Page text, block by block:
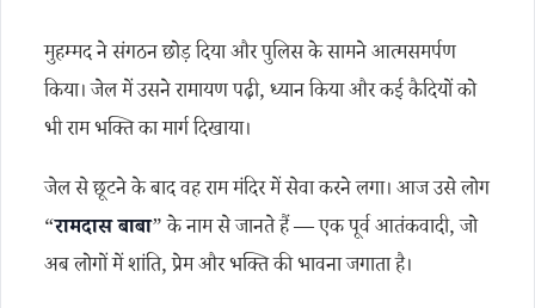
मुहम्मद ने संगठन छोड़ दिया और पुलिस के सामने आत्मसमर्पण
किया। जेल में उसने रामायण पढ़ी, ध्यान किया और कई कैदियों को
भी राम भक्ति का मार्ग दिखाया।
जेल से छूटने के बाद वह राम मंदिर में सेवा करने लगा। आज उसे लोग
“रामदास बाबा” के नाम से जानते हैं — एक पूर्व आतंकवादी, जो
अब लोगों में शांति, प्रेम और भक्ति की भावना जगाता है।